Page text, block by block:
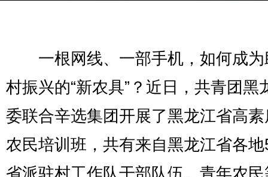
一根网线、一部手机，如何成为
村振兴的“新农具”？近日，共青团黑
委联合辛选集团开展了黑龙江省高
农民培训班，共有来自黑龙江省各
省派驻村工作队干部队伍、青年农